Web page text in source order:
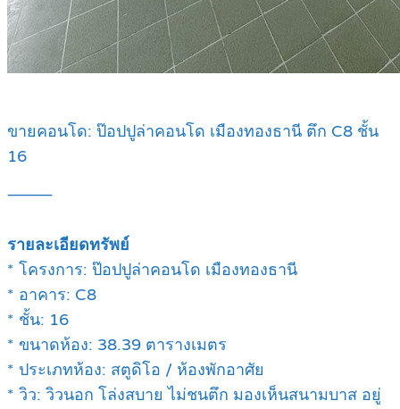
ขายคอนโด: ป๊อปปูล่าคอนโด เมืองทองธานี ตึก C8 ชั้น
16
⸻
รายละเอียดทรัพย์
* โครงการ: ป๊อปปูล่าคอนโด เมืองทองธานี
* อาคาร: C8
* ชั้น: 16
* ขนาดห้อง: 38.39 ตารางเมตร
* ประเภทห้อง: สตูดิโอ / ห้องพักอาศัย
* วิว: วิวนอก โล่งสบาย ไม่ชนตึก มองเห็นสนามบาส อยู่